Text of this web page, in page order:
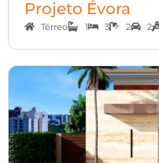
Projeto Évora
Térreo 1 3 2 2